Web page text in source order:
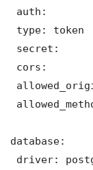
auth:
type: token
secret:
cors:
database:
driver: